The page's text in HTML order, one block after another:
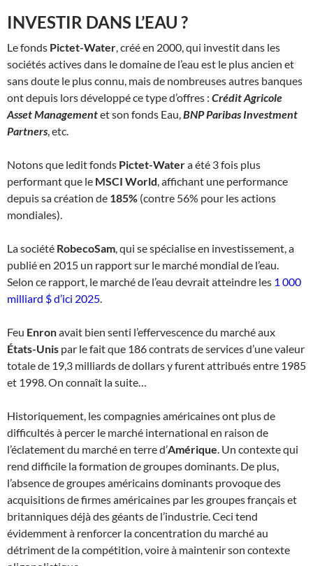
INVESTIR DANS L’EAU ?
Le fonds Pictet-Water , créé en 2000, qui investit dans les
sociétés actives dans le domaine de l’eau est le plus ancien et
sans doute le plus connu, mais de nombreuses autres banques
ont depuis lors développé ce type d’offres : Crédit Agricole
Asset Managementet son fonds Eau, BNP Paribas Investment
Partners , etc.
Notons que ledit fonds Pictet-Watera été 3 fois plus
performant que le MSCI World , affichant une performance
depuis sa création de 185% (contre 56% pour les actions
mondiales).
La société RobecoSam , qui se spécialise en investissement, a
publié en 2015 un rapport sur le marché mondial de l’eau.
Selon ce rapport, le marché de l’eau devrait atteindre les 1 000
milliard $ d’ici 2025
Feu Enronavait bien senti l’effervescence du marché aux
États-Unis par le fait que 186 contrats de services d’une valeur
totale de 19,3 milliards de dollars y furent attribués entre 1985
et 1998. On connaît la suite…
Historiquement, les compagnies américaines ont plus de
difficultés à percer le marché international en raison de
l’éclatement du marché en terre d’Amérique . Un contexte qui
rend difficile la formation de groupes dominants. De plus,
l’absence de groupes américains dominants provoque des
acquisitions de firmes américaines par les groupes français et
britanniques déjà des géants de l’industrie. Ceci tend
évidemment à renforcer la concentration du marché au
détriment de la compétition, voire à maintenir son contexte